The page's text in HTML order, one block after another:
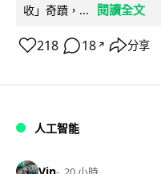
收」奇蹟，...
閱讀全文
218 18 ↗ 分享
人工智能